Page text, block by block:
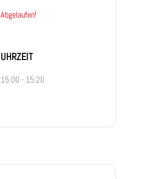
Abgelaufen!
UHRZEIT
15:00 - 15:20